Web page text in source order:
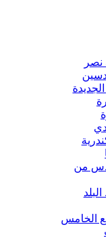
نصر
من
الخامس